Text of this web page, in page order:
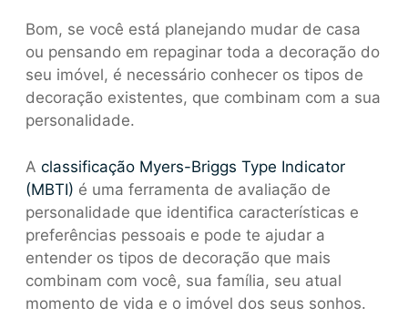
Bom, se você está planejando mudar de casa
ou pensando em repaginar toda a decoração do
seu imóvel, é necessário conhecer os tipos de
decoração existentes, que combinam com a sua
personalidade.
A classificação Myers-Briggs Type Indicator
(MBTI) é uma ferramenta de avaliação de
personalidade que identifica características e
preferências pessoais e pode te ajudar a
entender os tipos de decoração que mais
combinam com você, sua família, seu atual
momento de vida e o imóvel dos seus sonhos.